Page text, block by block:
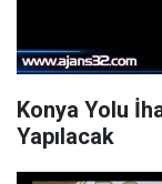
Konya Yolu
Yapılacak